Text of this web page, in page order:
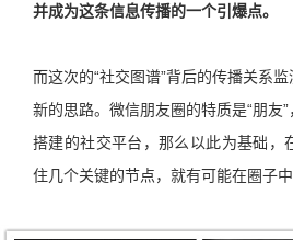
并成为这条信息传播的一个引爆点。
而这次的“社交图谱”背后的传播关系
新的思路。微信朋友圈的特质是“朋友
搭建的社交平台，那么以此为基础，
住几个关键的节点，就有可能在圈子中